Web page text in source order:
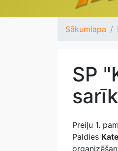
Sākumlapa
SP
Preiļu 1.
Paldies